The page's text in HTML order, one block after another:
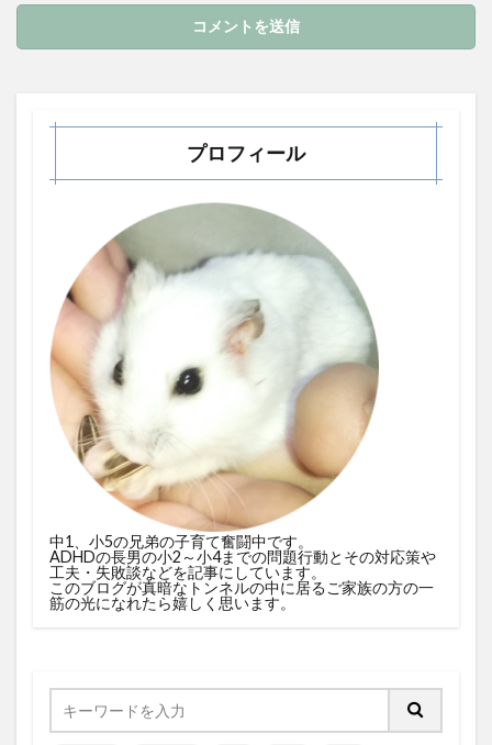
プロフィール
中1、小5の兄弟の子育て奮闘中です。
ADHDの長男の小2～小4までの問題行動とその対応策や
工夫・失敗談などを記事にしています。
このブログが真暗なトンネルの中に居るご家族の方の一
筋の光になれたら嬉しく思います。